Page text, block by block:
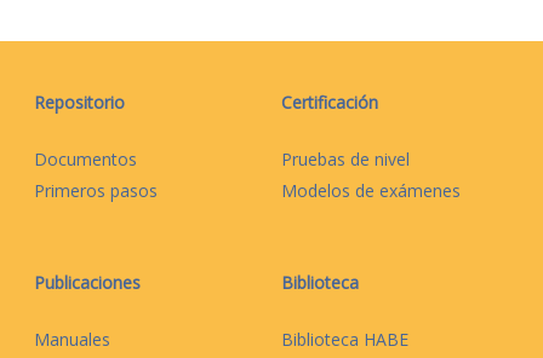
Repositorio
Documentos
Primeros pasos
Certificación
Pruebas de nivel
Modelos de exámenes
Publicaciones
Manuales
Biblioteca
Biblioteca HABE